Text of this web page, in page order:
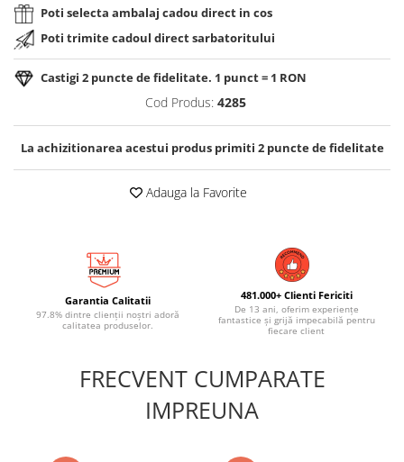
Poti selecta ambalaj cadou direct in cos
Poti trimite cadoul direct sarbatoritului
Castigi 2 puncte de fidelitate. 1 punct = 1 RON
Cod Produs: 4285
La achizitionarea acestui produs primiti 2puncte de fidelitate
Adauga la Favorite
Garantia Calitatii
97.8% dintre clienții noștri adoră
calitatea produselor.
481.000+ Clienti Fericiti
De 13 ani, oferim experiențe
fantastice și grijă impecabilă pentru
fiecare client
FRECVENT CUMPARATE
IMPREUNA